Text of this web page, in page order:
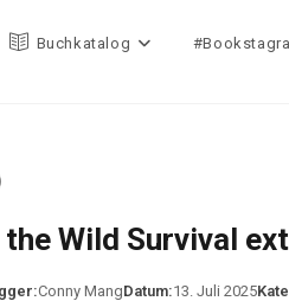
Buchkatalog
the Wild Survival
Conny MangDatum:13. Juli 2025